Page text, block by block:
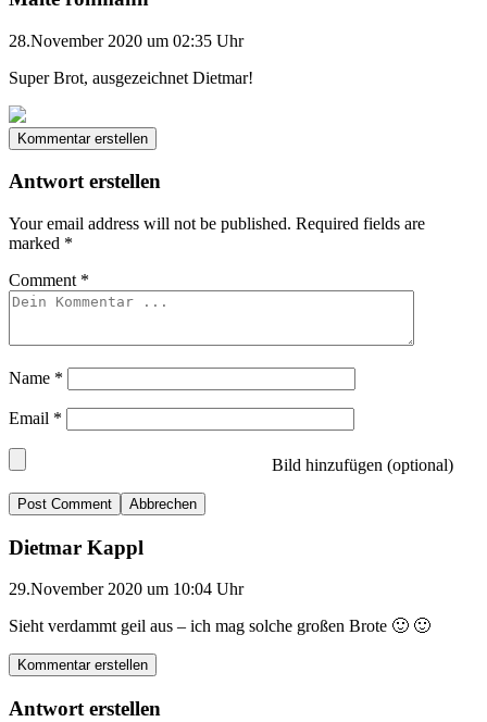
28.November 2020 um 02:35 Uhr
Super Brot, ausgezeichnet Dietmar!
Kommentar erstellen
Antwort erstellen
Your email address will not be published. Required fields are
marked *
Comment *
Name *
Email *
Bild hinzufügen (optional)
Abbrechen
Dietmar Kappl
29.November 2020 um 10:04 Uhr
Sieht verdammt geil aus – ich mag solche großen Brote 🙂 🙂
Kommentar erstellen
Antwort erstellen